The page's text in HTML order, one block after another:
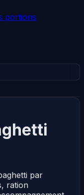
portions
par
ration